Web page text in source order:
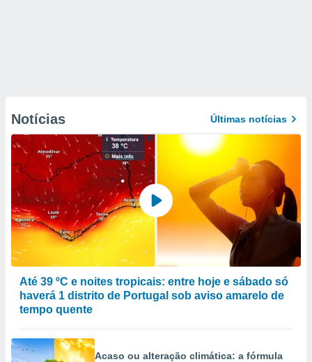
Notícias Últimas notícias
Até 39 ºC e noites tropicais: entre hoje e sábado só
haverá 1 distrito de Portugal sob aviso amarelo de
tempo quente
Acaso ou alteração climática: a fórmula